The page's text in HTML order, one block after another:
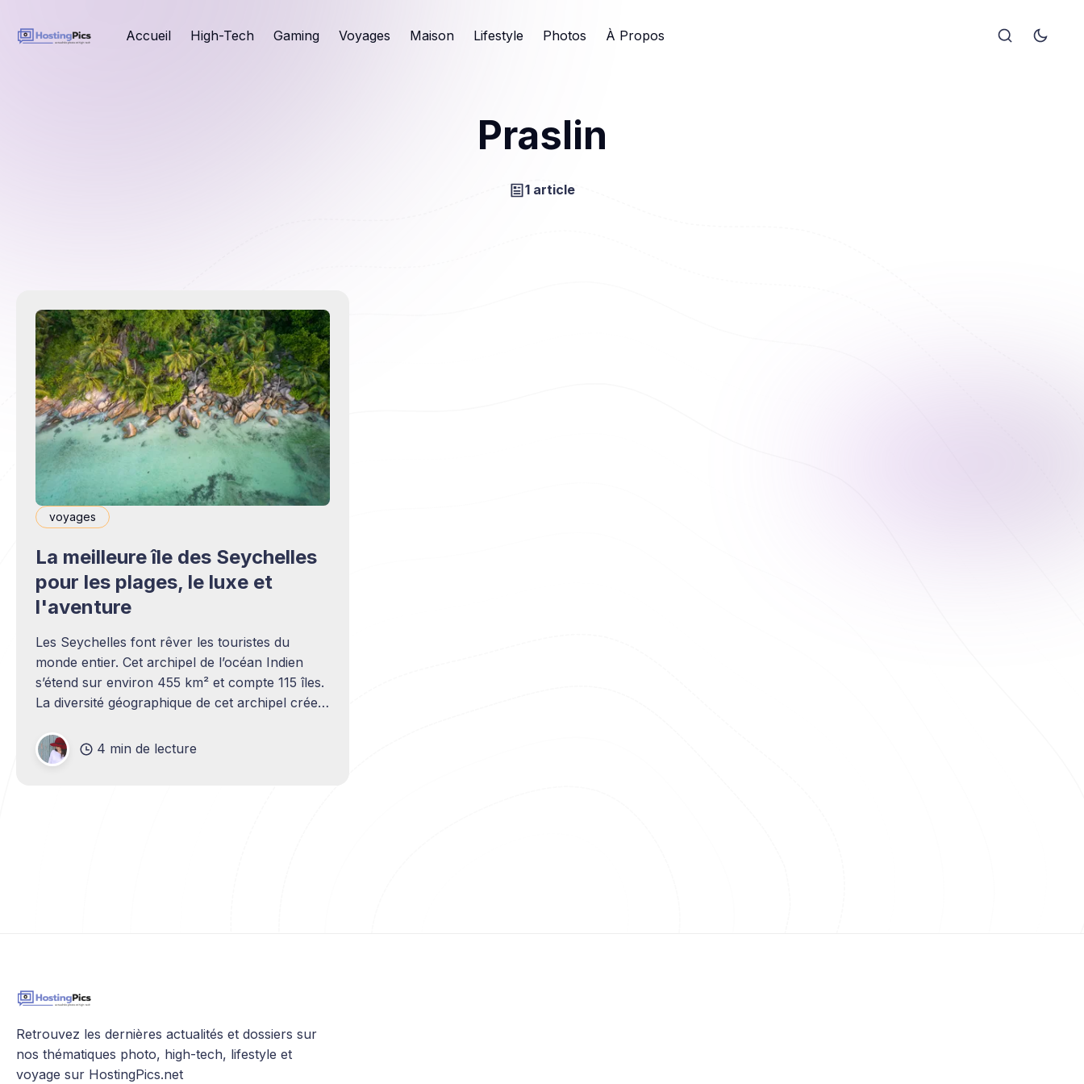
Accueil High-Tech Gaming Voyages Maison Lifestyle Photos À Propos
Praslin
1 article
voyages
La meilleure île des Seychelles
pour les plages, le luxe et
l'aventure
Les Seychelles font rêver les touristes du
monde entier. Cet archipel de l’océan Indien
s’étend sur environ 455 km² et compte 115 îles.
La diversité géographique de cet archipel crée
nombreuses îles de la région, il est parfois
difficile de trouver la
4 min de lecture
Retrouvez les dernières actualités et dossiers sur
nos thématiques photo, high-tech, lifestyle et
voyage sur HostingPics.net